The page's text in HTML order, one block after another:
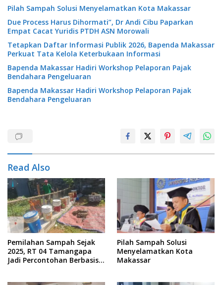
Pilah Sampah Solusi Menyelamatkan Kota Makassar
Due Process Harus Dihormati”, Dr Andi Cibu Paparkan
Empat Cacat Yuridis PTDH ASN Morowali
Tetapkan Daftar Informasi Publik 2026, Bapenda Makassar
Perkuat Tata Kelola Keterbukaan Informasi
Bapenda Makassar Hadiri Workshop Pelaporan Pajak
Bendahara Pengeluaran
Bapenda Makassar Hadiri Workshop Pelaporan Pajak
Bendahara Pengeluaran
Read Also
Pemilahan Sampah Sejak
2025, RT 04 Tamangapa
Jadi Percontohan Berbasis
Pilah Sampah Solusi
Menyelamatkan Kota
Makassar